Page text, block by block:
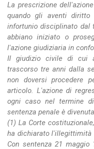
La prescrizione
quando gli aventi diritto
infortunio disciplinato dal
abbiano iniziato o
l'azione giudiziaria in
Il giudizio civile di cui
trascorso tre anni dalla
non doversi procedere
articolo. L'azione di
ogni caso nel termine
sentenza penale è
(1) La Corte
ha dichiarato l'illegittimità
Con sentenza 21